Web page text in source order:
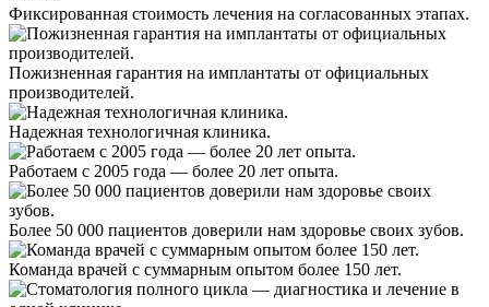
Фиксированная стоимость лечения на согласованных этапах.
Пожизненная гарантия на имплантаты от официальных
производителей.
Надежная технологичная клиника.
Работаем с 2005 года — более 20 лет опыта.
Более 50 000 пациентов доверили нам здоровье своих зубов.
Команда врачей с суммарным опытом более 150 лет.